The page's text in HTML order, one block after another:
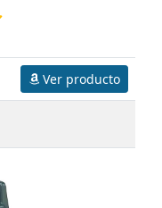
Ver producto